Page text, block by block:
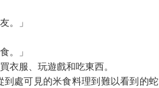
。」
。」
衣服、玩遊戲和吃東西。
處可見的米食料理到難以看到的蛇